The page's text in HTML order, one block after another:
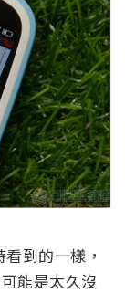
看到的一樣，
能是太久沒